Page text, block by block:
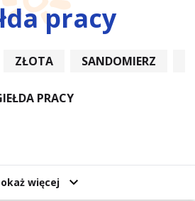
pracy
ZŁOTA SANDOMIERZ
PRACY
więcej